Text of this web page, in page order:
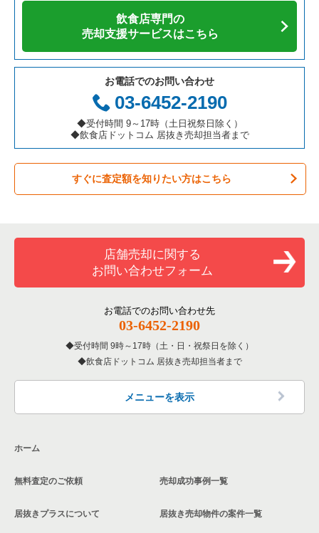
カフェの居抜き売却物件の案件一覧
テイクアウトの居抜き売却物件の案件一覧
お弁当・惣菜・デリの居抜き売却物件の案件一覧
カラオケ・パブ・スナックの居抜き売却物件の案件一覧
バーの居抜き売却物件の案件一覧
居酒屋・ダイニングバーの居抜き売却物件の案件一覧
洋食の居抜き売却物件の案件一覧
その他の居抜き売却物件の案件一覧
愛知県の飲食店の居抜き売却物件の案件一覧
岐阜県の飲食店の居抜き売却物件の案件一覧
三重県の飲食店の居抜き売却物件の案件一覧
横浜市南区の飲食店の居抜き売却物件の案件一覧
横浜市港北区の飲食店の居抜き売却物件の案件一覧
横浜市神奈川区の飲食店の居抜き売却物件の案件一覧
横浜市都筑区の飲食店の居抜き売却物件の案件一覧
横浜市西区の飲食店の居抜き売却物件の案件一覧
川崎市宮前区の飲食店の居抜き売却物件の案件一覧
川崎市幸区の飲食店の居抜き売却物件の案件一覧
厚木市の飲食店の居抜き売却物件の案件一覧
中郡の飲食店の居抜き売却物件の案件一覧
三浦郡の飲食店の居抜き売却物件の案件一覧
茅ヶ崎市の飲食店の居抜き売却物件の案件一覧
川崎市麻生区の飲食店の居抜き売却物件の案件一覧
神奈川県の焼肉の居抜き売却物件の案件一覧
神奈川県の鉄板焼き・お好み焼の居抜き売却物件の案件一覧
神奈川県のアジア料理の居抜き売却物件の案件一覧
神奈川県のカフェの居抜き売却物件の案件一覧
神奈川県のテイクアウトの居抜き売却物件の案件一覧
神奈川県のお弁当・惣菜・デリの居抜き売却物件の案件一覧
神奈川県のバーの居抜き売却物件の案件一覧
神奈川県の居酒屋・ダイニングバーの居抜き売却物件の案件一
神奈川県の専門料理の居抜き売却物件の案件一覧
神奈川県の和食の居抜き売却物件の案件一覧
神奈川県の洋食の居抜き売却物件の案件一覧
鎌倉市のカフェの居抜き売却物件の案件一覧
鎌倉市のお弁当・惣菜・デリの居抜き売却物件の案件一覧
鎌倉市のバーの居抜き売却物件の案件一覧
鎌倉市の居酒屋・ダイニングバーの居抜き売却物件の案件一覧
鎌倉市の和食の居抜き売却物件の案件一覧
鎌倉市の洋食の居抜き売却物件の案件一覧
飲食店専門の
売却支援サービスはこちら
お電話でのお問い合わせ
03-6452-2190
◆受付時間 9～17時（土日祝祭日除く）
◆飲食店ドットコム 居抜き売却担当者まで
すぐに査定額を知りたい方はこちら
店舗売却に関する
お問い合わせフォーム
お電話でのお問い合わせ先
03-6452-2190
受付時間 9時～17時（土・日・祝祭日を除く）
飲食店ドットコム 居抜き売却担当者まで
メニューを表示
ホーム
無料査定のご依頼
居抜きプラスについて
売却成功事例一覧
居抜き売却物件の案件一覧